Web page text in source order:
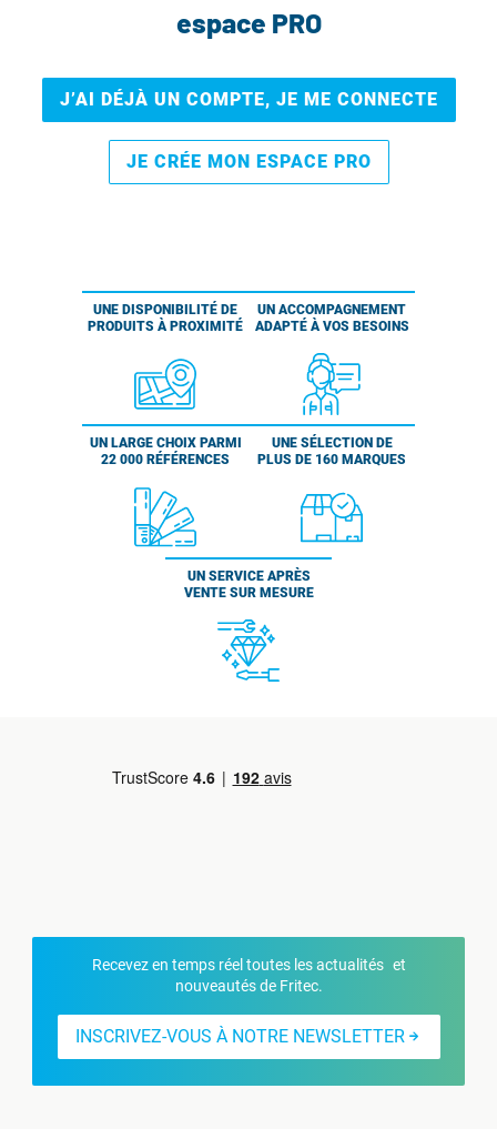
espace PRO
J’AI DÉJÀ UN COMPTE, JE ME CONNECTE
JE CRÉE MON ESPACE PRO
UNE DISPONIBILITÉ DE
PRODUITS À PROXIMITÉ
UN ACCOMPAGNEMENT
ADAPTÉ À VOS BESOINS
UN LARGE CHOIX PARMI
22 000 RÉFÉRENCES
UNE SÉLECTION DE
PLUS DE 160 MARQUES
UN SERVICE APRÈS
VENTE SUR MESURE
Recevez en temps réel toutes les actualités et
nouveautés de Fritec.
INSCRIVEZ-VOUS À NOTRE NEWSLETTER